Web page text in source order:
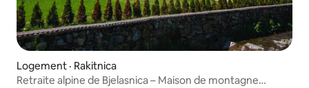
Logement · Rakitnica
Retraite alpine de Bjelasnica – Maison de montagne